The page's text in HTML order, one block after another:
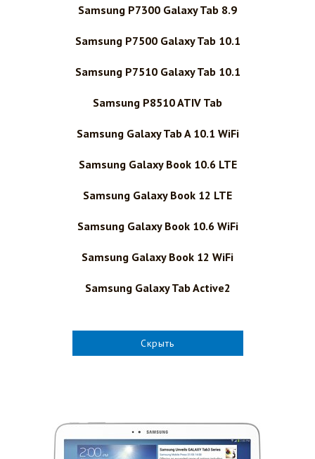
Samsung P7300 Galaxy Tab 8.9
Samsung P7500 Galaxy Tab 10.1
Samsung P7510 Galaxy Tab 10.1
Samsung P8510 ATIV Tab
Samsung Galaxy Tab A 10.1 WiFi
Samsung Galaxy Book 10.6 LTE
Samsung Galaxy Book 12 LTE
Samsung Galaxy Book 10.6 WiFi
Samsung Galaxy Book 12 WiFi
Samsung Galaxy Tab Active2
Скрыть